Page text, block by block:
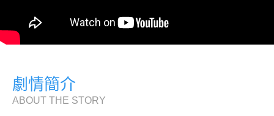
劇情簡介
ABOUT THE STORY